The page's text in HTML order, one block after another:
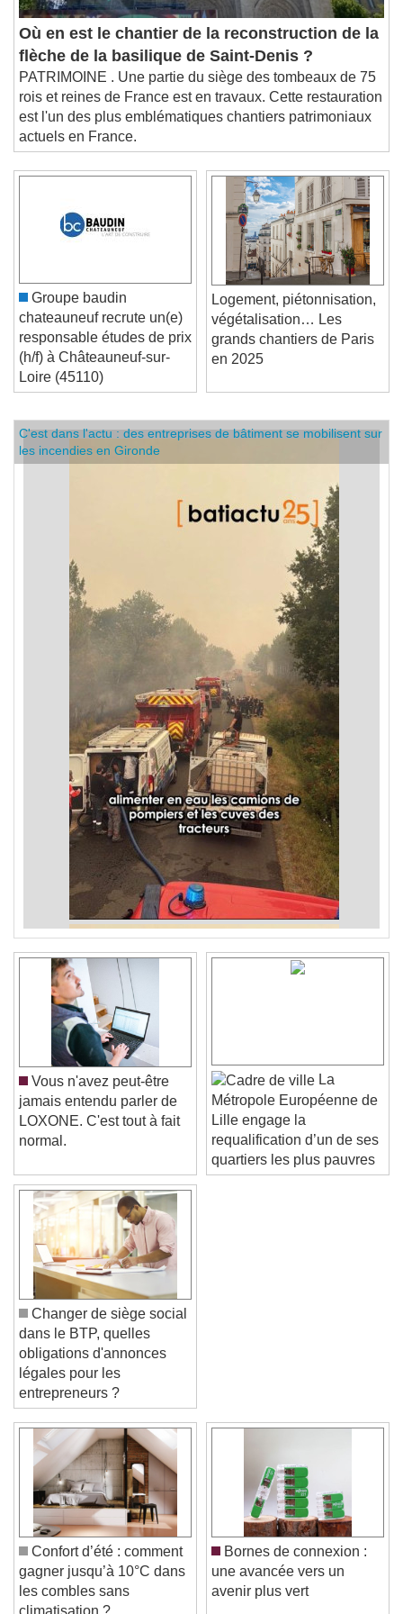
Où en est le chantier de la reconstruction de la
flèche de la basilique de Saint-Denis ?
PATRIMOINE . Une partie du siège des tombeaux de 75
rois et reines de France est en travaux. Cette restauration
est l'un des plus emblématiques chantiers patrimoniaux
actuels en France.
Groupe baudin
chateauneuf recrute un(e)
responsable études de prix
(h/f) à Châteauneuf-sur-
Loire (45110)
Logement, piétonnisation,
végétalisation… Les
grands chantiers de Paris
Video Player is loading.
Play Video
Play
Skip Backward
Skip Forward
Unmute
Current Time0:00
/
Duration -:-
Loaded:0%
Stream Type
Seek to live, currently behind live
C'est dans l'actu : des entreprises de bâtiment se mobilisent sur
les incendies en Gironde
Vous n'avez peut-être
jamais entendu parler de
LOXONE. C'est tout à fait
La
Métropole Européenne de
Lille engage la
requalification d’un de ses
quartiers les plus pauvres
Changer de siège social
dans le BTP, quelles
obligations d'annonces
légales pour les
entrepreneurs ?
Confort d’été : comment
gagner jusqu’à 10°C dans
les combles sans
Bornes de connexion :
une avancée vers un